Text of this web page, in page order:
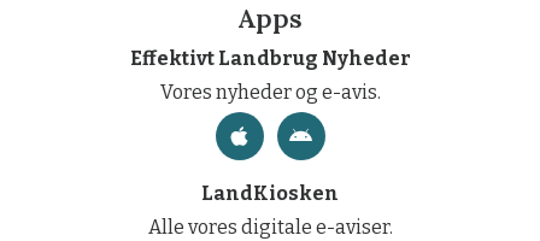
Apps
Effektivt Landbrug Nyheder
Vores nyheder og e-avis.
LandKiosken
Alle vores digitale e-aviser.